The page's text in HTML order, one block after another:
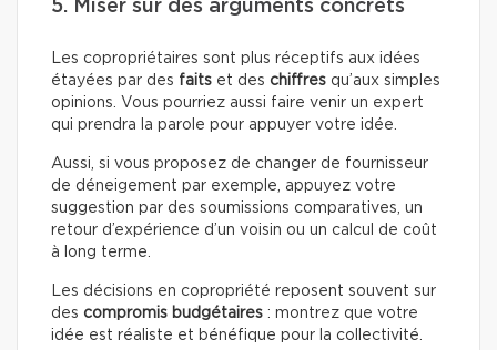
5. Miser sur des arguments concrets
Les copropriétaires sont plus réceptifs aux idées
étayées par des faits et des chiffres qu’aux simples
opinions. Vous pourriez aussi faire venir un expert
qui prendra la parole pour appuyer votre idée.
Aussi, si vous proposez de changer de fournisseur
de déneigement par exemple, appuyez votre
suggestion par des soumissions comparatives, un
retour d’expérience d’un voisin ou un calcul de coût
à long terme.
Les décisions en copropriété reposent souvent sur
des compromis budgétaires : montrez que votre
idée est réaliste et bénéfique pour la collectivité.